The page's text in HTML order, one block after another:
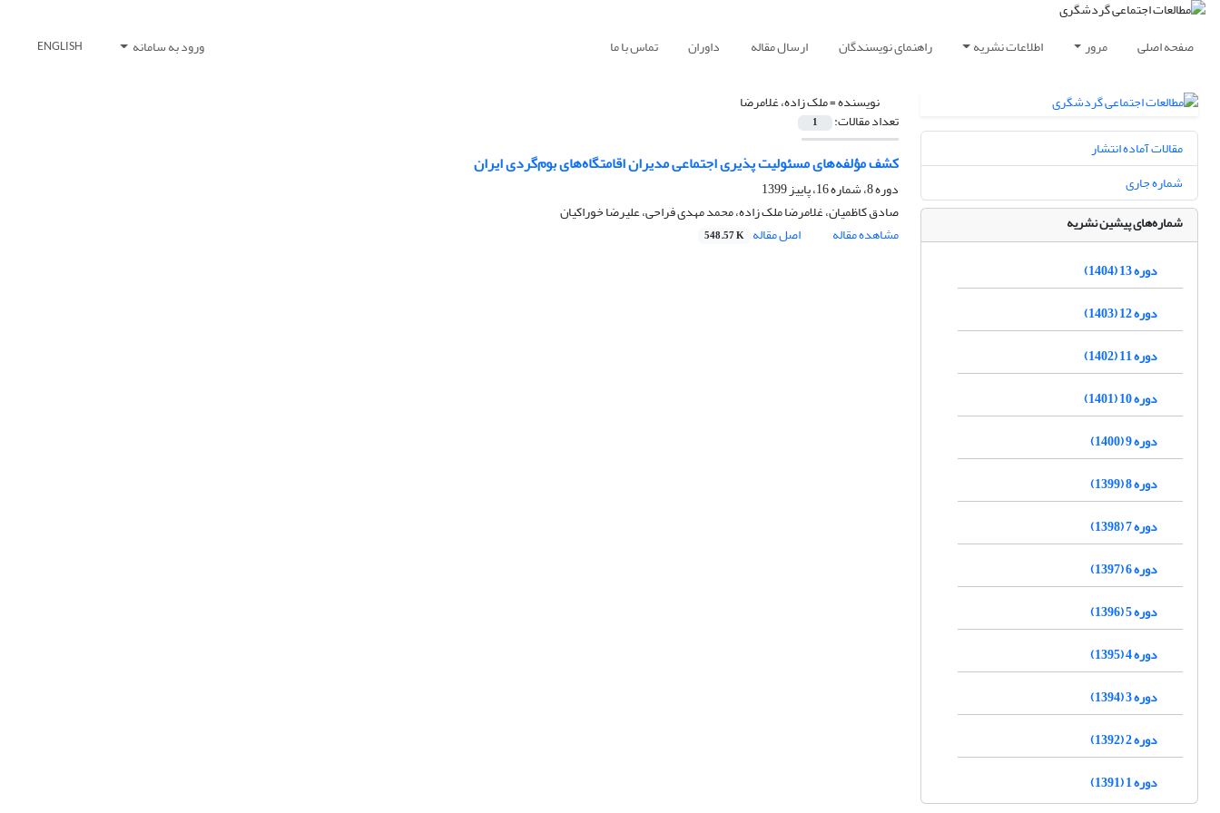
صفحه اصلی مرور اطلاعات نشریه راهنمای نویسندگان ارسال مقاله داوران تماس با ما ورود به سامانه ENGLISH
نویسنده =ملک زاده، غلامرضا
تعداد مقالات: 1
کشف مؤلفه‌های مسئولیت پذیری اجتماعی مدیران اقامتگاه‌های بوم‌گردی ایران
دوره 8، شماره 16، پاییز 1399
صادق کاظمیان، غلامرضا ملک زاده، محمد مهدی فراحی، علیرضا خوراکیان
مشاهده مقاله
اصل مقاله 548.57 K
مقالات آماده انتشار
شماره جاری
شماره‌های پیشین نشریه
دوره 13 (1404)
دوره 12 (1403)
دوره 11 (1402)
دوره 10 (1401)
دوره 9 (1400)
دوره 8 (1399)
دوره 7 (1398)
دوره 6 (1397)
دوره 5 (1396)
دوره 4 (1395)
دوره 3 (1394)
دوره 2 (1392)
دوره 1 (1391)